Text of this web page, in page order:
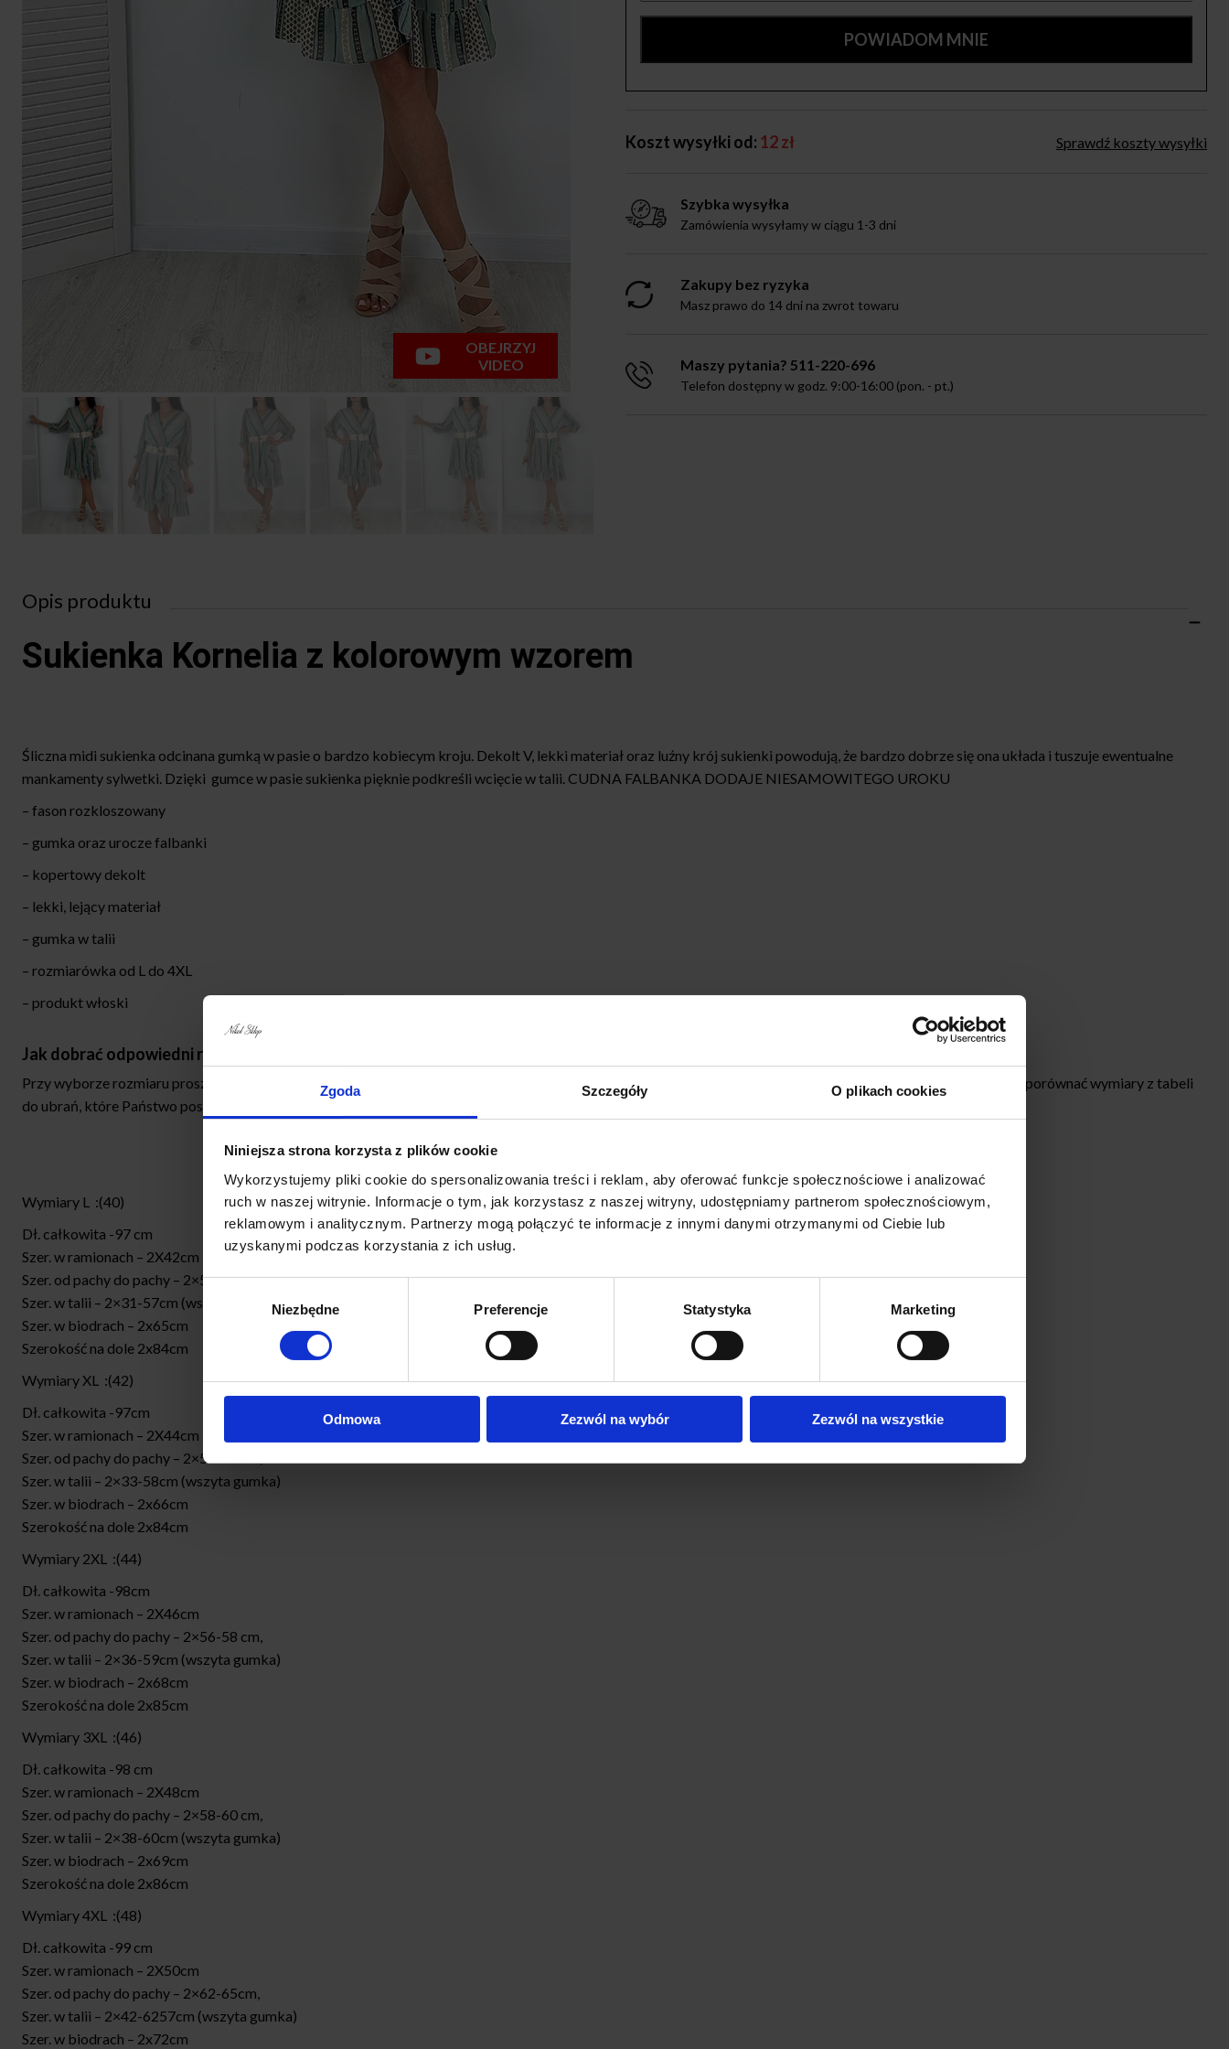
Zgoda Szczegóły O plikach cookies
Niniejsza strona korzysta z plików cookie
Wykorzystujemy pliki cookie do spersonalizowania treści i reklam, aby oferować funkcje społecznościowe i analizować
ruch w naszej witrynie. Informacje o tym, jak korzystasz z naszej witryny, udostępniamy partnerom społecznościowym,
reklamowym i analitycznym. Partnerzy mogą połączyć te informacje z innymi danymi otrzymanymi od Ciebie lub
uzyskanymi podczas korzystania z ich usług.
Wybór
Niezbędne Preferencje Statystyka Marketing
Odmowa Zezwól na wybór Zezwól na wszystkie
OBEJRZYJ
VIDEO
Koszt wysyłki od: 12 zł Sprawdź koszty wysyłki
Szybka wysyłka
Zamówienia wysyłamy w ciągu 1-3 dni
Zakupy bez ryzyka
Masz prawo do 14 dni na zwrot towaru
Maszy pytania? 511-220-696
Telefon dostępny w godz. 9:00-16:00 (pon. - pt.)
Opis produktu
Sukienka Kornelia z kolorowym wzorem
Śliczna midi sukienka odcinana gumką w pasie o bardzo kobiecym kroju. Dekolt V, lekki materiał oraz luźny krój sukienki powodują, że bardzo dobrze się ona układa i tuszuje ewentualne
mankamenty sylwetki. Dzięki gumce w pasie sukienka pięknie podkreśli wcięcie w talii. CUDNA FALBANKA DODAJE NIESAMOWITEGO UROKU
– fason rozkloszowany
– gumka oraz urocze falbanki
– kopertowy dekolt
– lekki, lejący materiał
– gumka w talii
– rozmiarówka od L do 4XL
– produkt włoski
Jak dobrać odpowiedni rozmiar?
Przy wyborze rozmiaru proszę sugerować się wymiarami podanymi poniższej. Produkty mierzone są na płasko bez rozciągania. Przy wyborze rozmiaru najlepiej porównać wymiary z tabeli
do ubrań, które Państwo posiadają.
Wymiary L :(40)
Dł. całkowita -97 cm
Szer. w ramionach – 2X42cm
Szer. od pachy do pachy – 2×50-53 cm,
Szer. w talii – 2×31-57cm (wszyta gumka)
Szer. w biodrach – 2x65cm
Szerokość na dole 2x84cm
Wymiary XL :(42)
Dł. całkowita -97cm
Szer. w ramionach – 2X44cm
Szer. od pachy do pachy – 2×53-56 cm,
Szer. w talii – 2×33-58cm (wszyta gumka)
Szer. w biodrach – 2x66cm
Szerokość na dole 2x84cm
Wymiary 2XL :(44)
Dł. całkowita -98cm
Szer. w ramionach – 2X46cm
Szer. od pachy do pachy – 2×56-58 cm,
Szer. w talii – 2×36-59cm (wszyta gumka)
Szer. w biodrach – 2x68cm
Szerokość na dole 2x85cm
Wymiary 3XL :(46)
Dł. całkowita -98 cm
Szer. w ramionach – 2X48cm
Szer. od pachy do pachy – 2×58-60 cm,
Szer. w talii – 2×38-60cm (wszyta gumka)
Szer. w biodrach – 2x69cm
Szerokość na dole 2x86cm
Wymiary 4XL :(48)
Dł. całkowita -99 cm
Szer. w ramionach – 2X50cm
Szer. od pachy do pachy – 2×62-65cm,
Szer. w talii – 2×42-6257cm (wszyta gumka)
Szer. w biodrach – 2x72cm